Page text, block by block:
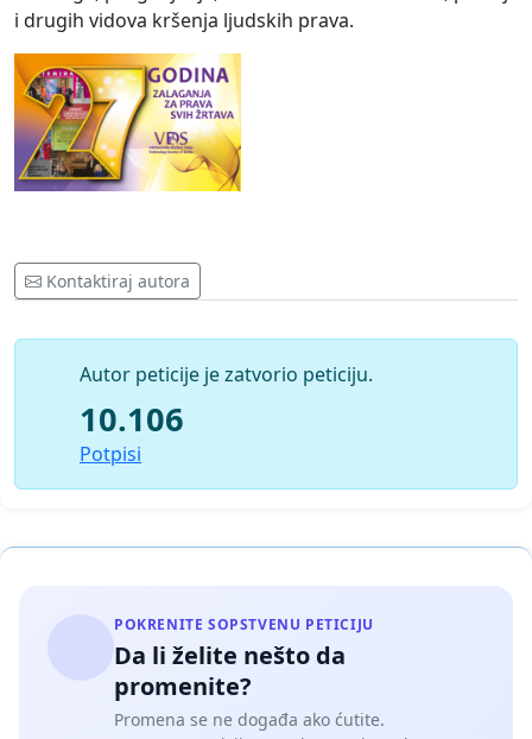
i drugih vidova kršenja ljudskih prava.
Kontaktiraj autora
Autor peticije je zatvorio peticiju.
10.106
Potpisi
POKRENITE SOPSTVENU PETICIJU
Da li želite nešto da
promenite?
Promena se ne događa ako ćutite.